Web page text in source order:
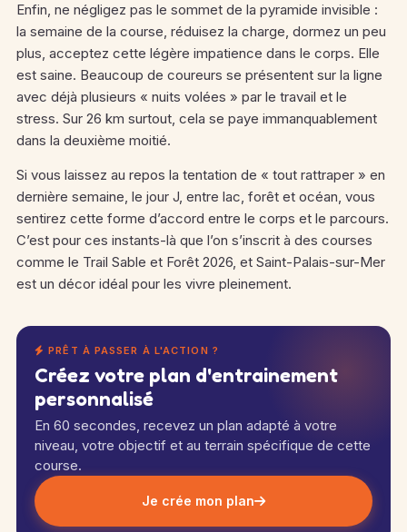
Enfin, ne négligez pas le sommet de la pyramide invisible :
la semaine de la course, réduisez la charge, dormez un peu
plus, acceptez cette légère impatience dans le corps. Elle
est saine. Beaucoup de coureurs se présentent sur la ligne
avec déjà plusieurs « nuits volées » par le travail et le
stress. Sur 26 km surtout, cela se paye immanquablement
dans la deuxième moitié.
Si vous laissez au repos la tentation de « tout rattraper » en
dernière semaine, le jour J, entre lac, forêt et océan, vous
sentirez cette forme d’accord entre le corps et le parcours.
C’est pour ces instants-là que l’on s’inscrit à des courses
comme le Trail Sable et Forêt 2026, et Saint-Palais-sur-Mer
est un décor idéal pour les vivre pleinement.
PRÊT À PASSER À L'ACTION ?
Créez votre plan d'entrainement
personnalisé
En 60 secondes, recevez un plan adapté à votre
niveau, votre objectif et au terrain spécifique de cette
course.
Je crée mon plan